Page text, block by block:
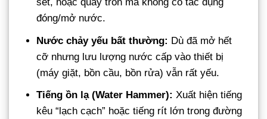
sét, hoặc quay tròn mà không có tác dụng
đóng/mở nước.
Nước chảy yếu bất thường: Dù đã mở hết
cỡ nhưng lưu lượng nước cấp vào thiết bị
(máy giặt, bồn cầu, bồn rửa) vẫn rất yếu.
Tiếng ồn lạ (Water Hammer): Xuất hiện tiếng
kêu “lạch cạch” hoặc tiếng rít lớn trong đường